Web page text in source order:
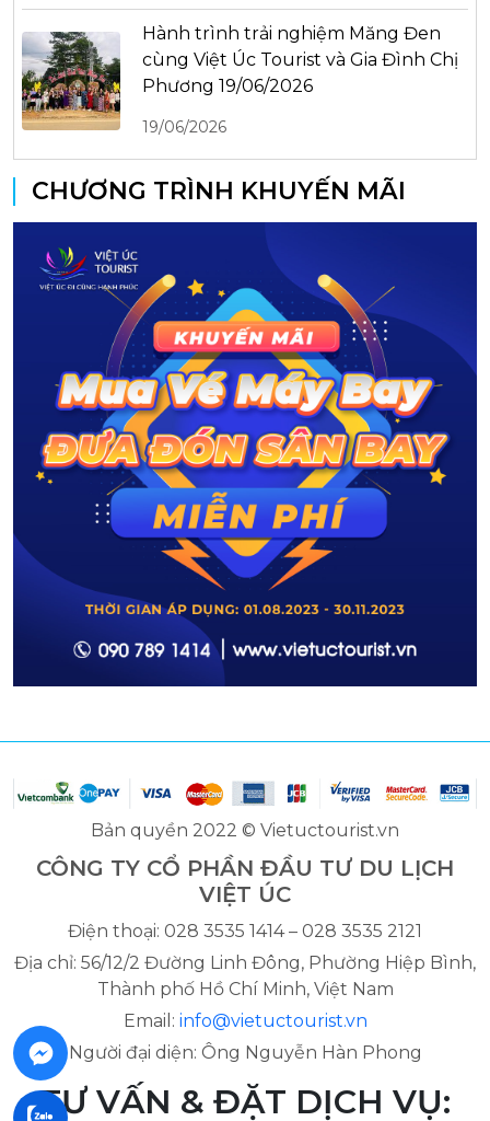
Hành trình trải nghiệm Măng Đen
cùng Việt Úc Tourist và Gia Đình Chị
Phương 19/06/2026
19/06/2026
CHƯƠNG TRÌNH KHUYẾN MÃI
Bản quyền 2022 © Vietuctourist.vn
CÔNG TY CỔ PHẦN ĐẦU TƯ DU LỊCH
VIỆT ÚC
Điện thoại: 028 3535 1414 – 028 3535 2121
Địa chỉ: 56/12/2 Đường Linh Đông, Phường Hiệp Bình,
Thành phố Hồ Chí Minh, Việt Nam
Email: info@vietuctourist.vn
Người đại diện: Ông Nguyễn Hàn Phong
TƯ VẤN & ĐẶT DỊCH VỤ: